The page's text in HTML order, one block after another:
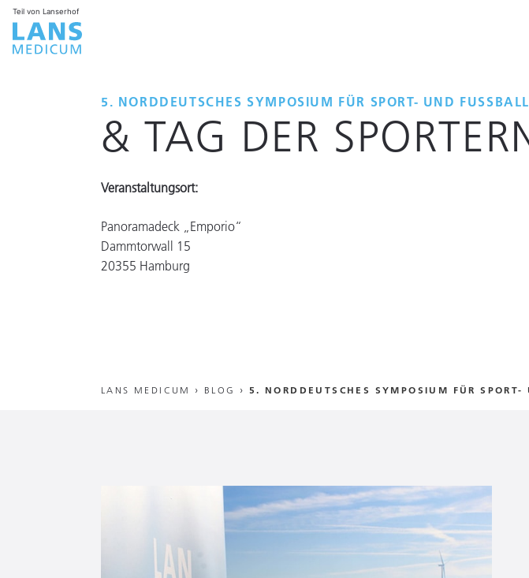
Teil von Lanserhof
5. NORDDEUTSCHES SYMPOSIUM FÜR SPORT- UND
& TAG DER
Veranstaltungsort:
Panoramadeck „Emporio“
Dammtorwall 15
20355 Hamburg
LANS MEDICUM › BLOG › 5. NORDDEUTSCHES SYMPOSIUM FÜR